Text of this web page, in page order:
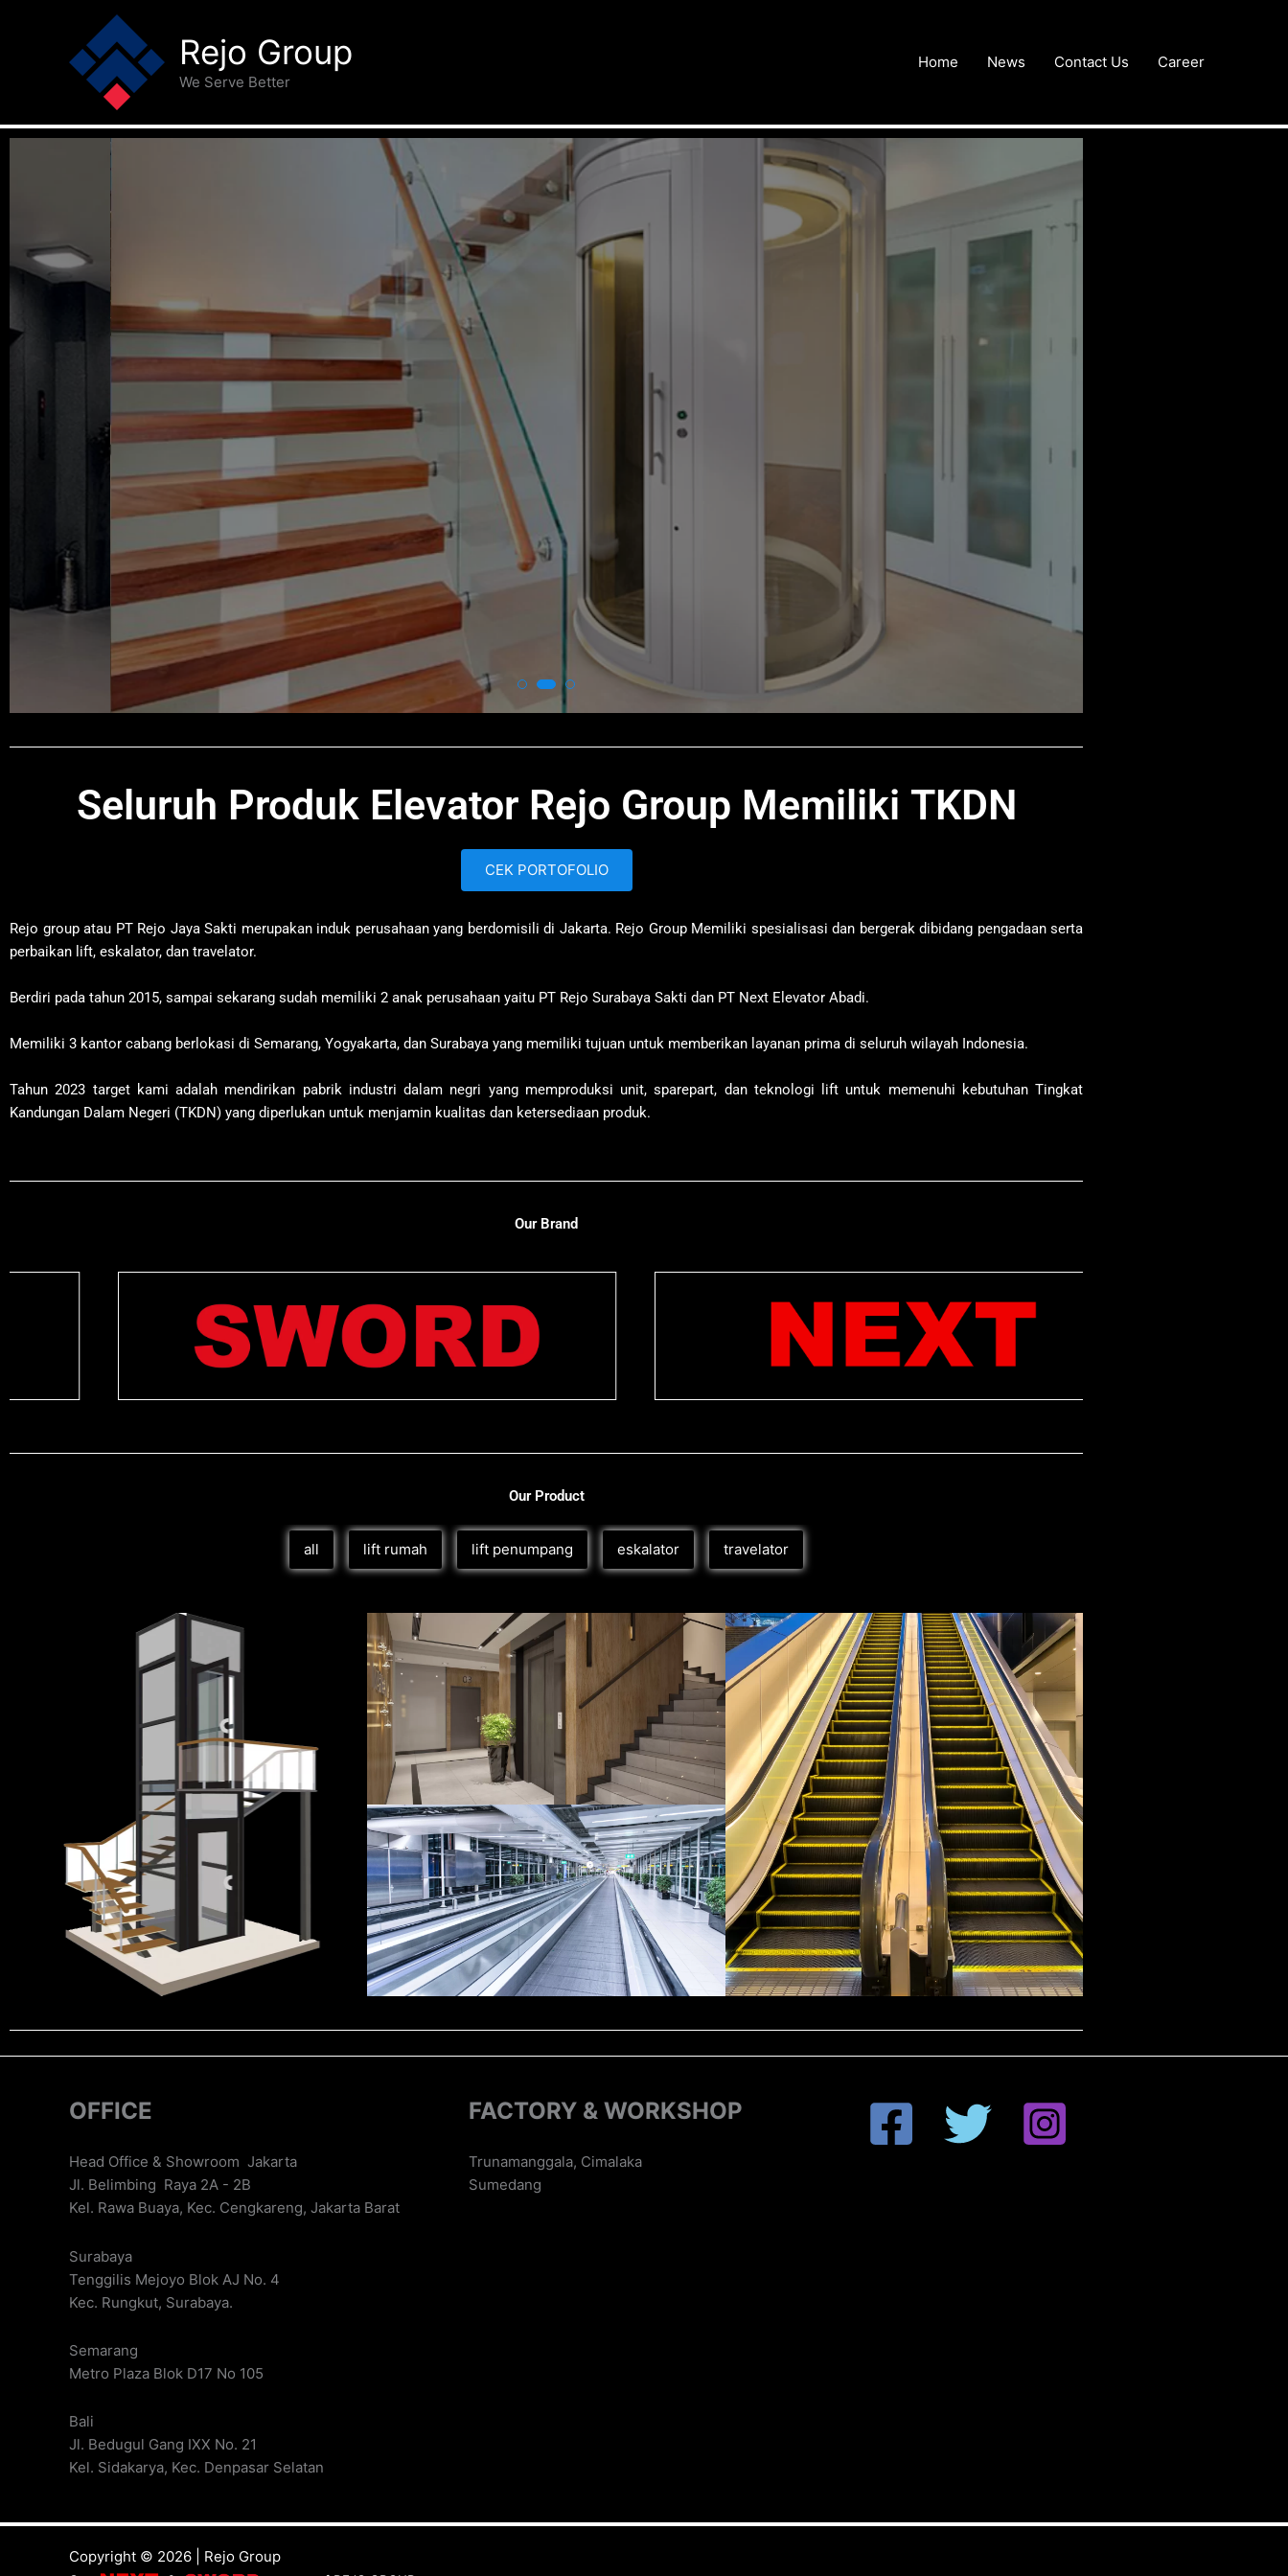
Rejo Group
We Serve Better
Home News Contact Us Career
PT REJO SURABAYA SAKTI
Area Jawa Timur
Melayani penjualan dan service unit lift, eskalator, dan travelator di seluruh wilayah Jawa Timur
Learn More
Seluruh Produk Elevator Rejo Group Memiliki TKDN
CEK PORTOFOLIO
Rejo group atau PT Rejo Jaya Sakti merupakan induk perusahaan yang berdomisili di Jakarta. Rejo Group Memiliki spesialisasi dan bergerak dibidang pengadaan serta
perbaikan lift, eskalator, dan travelator.
Berdiri pada tahun 2015, sampai sekarang sudah memiliki 2 anak perusahaan yaitu PT Rejo Surabaya Sakti dan PT Next Elevator Abadi.
Memiliki 3 kantor cabang berlokasi di Semarang, Yogyakarta, dan Surabaya yang memiliki tujuan untuk memberikan layanan prima di seluruh wilayah Indonesia.
Tahun 2023 target kami adalah mendirikan pabrik industri dalam negri yang memproduksi unit, sparepart, dan teknologi lift untuk memenuhi kebutuhan Tingkat
Kandungan Dalam Negeri (TKDN) yang diperlukan untuk menjamin kualitas dan ketersediaan produk.
Our Brand
Our Product
all lift rumah lift penumpang eskalator travelator
Lift Rumah
Lift Penumpang
Eskalator
Travelator
OFFICE
Head Office & Showroom Jakarta
Jl. Belimbing Raya 2A - 2B
Kel. Rawa Buaya, Kec. Cengkareng, Jakarta Barat
Surabaya
Tenggilis Mejoyo Blok AJ No. 4
Kec. Rungkut, Surabaya.
Semarang
Metro Plaza Blok D17 No 105
Bali
Jl. Bedugul Gang IXX No. 21
Kel. Sidakarya, Kec. Denpasar Selatan
FACTORY & WORKSHOP
Trunamanggala, Cimalaka
Sumedang
Copyright © 2026 | Rejo Group